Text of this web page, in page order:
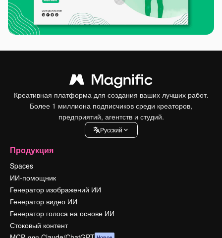
Креативная платформа для создания ваших лучших работ.
Более 1 миллиона подписчиков среди креаторов,
предприятий, агентств и студий.
Pусский
Продукция
Spaces
ИИ-помощник
Генератор изображений ИИ
Генератор видео ИИ
Генератор голоса на основе ИИ
Стоковый контент